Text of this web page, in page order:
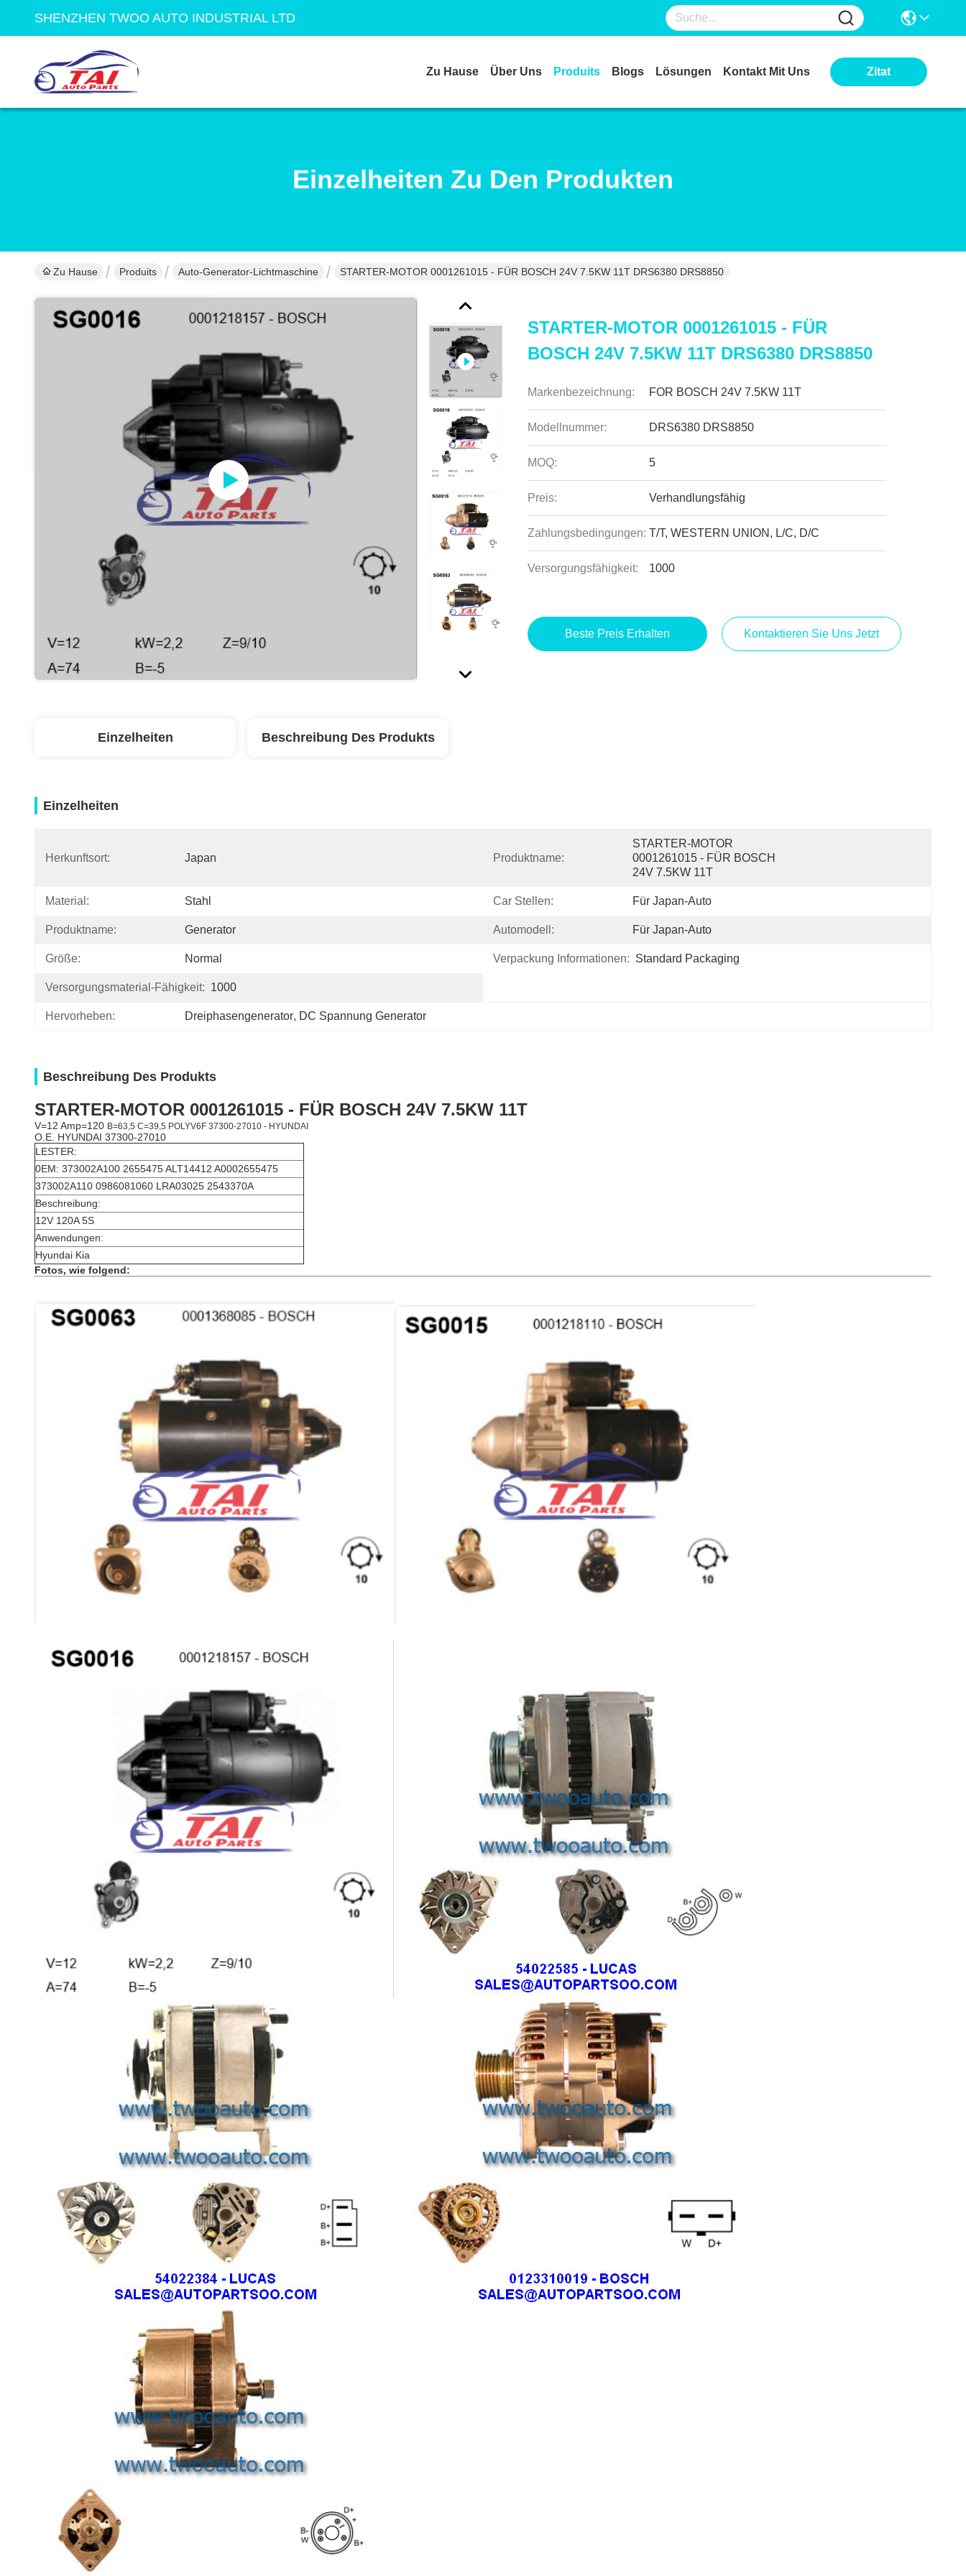
SHENZHEN TWOO AUTO INDUSTRIAL LTD
Zu Hause Über Uns Produits Blogs Lösungen Kontakt Mit Uns Zitat
Einzelheiten Zu Den Produkten
Zu Hause Produits Auto-Generator-Lichtmaschine STARTER-MOTOR 0001261015 - FÜR BOSCH 24V 7.5KW 11T DRS6380 DRS8850
STARTER-MOTOR 0001261015 - FÜR
BOSCH 24V 7.5KW 11T DRS6380 DRS8850
Markenbezeichnung: FOR BOSCH 24V 7.5KW 11T
Modellnummer: DRS6380 DRS8850
MOQ: 5
Preis: Verhandlungsfähig
Zahlungsbedingungen: T/T, WESTERN UNION, L/C, D/C
Versorgungsfähigkeit: 1000
Beste Preis Erhalten Kontaktieren Sie Uns Jetzt
Einzelheiten Beschreibung Des Produkts
Einzelheiten
Herkunftsort: Japan Produktname:
STARTER-MOTOR
0001261015 - FÜR BOSCH
24V 7.5KW 11T
Material: Stahl Car Stellen: Für Japan-Auto
Produktname: Generator Automodell: Für Japan-Auto
Größe: Normal Verpackung Informationen: Standard Packaging
Versorgungsmaterial-Fähigkeit: 1000
Hervorheben: Dreiphasengenerator, DC Spannung Generator
Beschreibung Des Produkts
STARTER-MOTOR 0001261015 - FÜR BOSCH 24V 7.5KW 11T
V=12 Amp=120 B=63,5 C=39,5 POLYV6F 37300-27010 - HYUNDAI
O.E. HYUNDAI 37300-27010
LESTER:
0EM: 373002A100 2655475 ALT14412 A0002655475
373002A110 0986081060 LRA03025 2543370A
Beschreibung:
12V 120A 5S
Anwendungen:
Hyundai Kia
Fotos, wie folgend: